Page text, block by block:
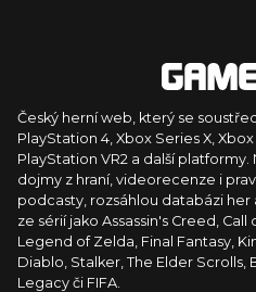
Český herní web, který se
PlayStation 4, Xbox Series X,
PlayStation VR2 a další
dojmy z hraní, videorecenze i
podcasty, rozsáhlou databázi her
ze sérií jako Assassin's Creed,
Legend of Zelda, Final Fantasy,
Diablo, Stalker, The Elder Scrolls,
Legacy či FIFA.